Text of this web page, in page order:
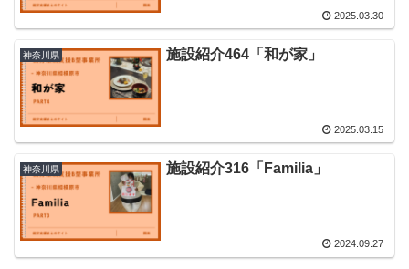
2025.03.30
神奈川県 施設紹介464「和が家」
2025.03.15
神奈川県 施設紹介316「Familia」
2024.09.27